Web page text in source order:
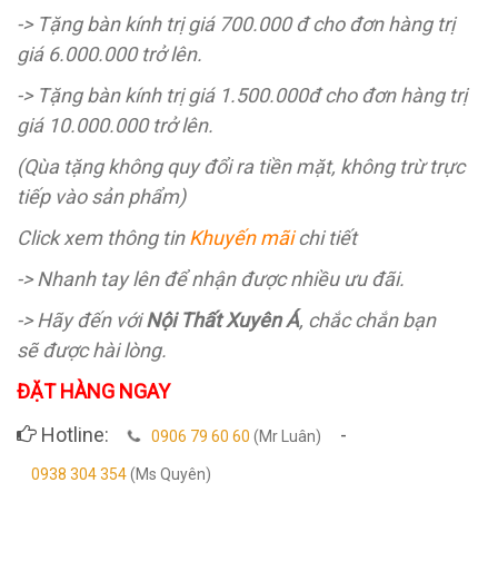
-> Tặng bàn kính trị giá 700.000 đ cho đơn hàng trị
giá 6.000.000 trở lên.
-> Tặng bàn kính trị giá 1.500.000đ cho đơn hàng trị
giá 10.000.000 trở lên.
(Qùa tặng không quy đổi ra tiền mặt, không trừ trực
tiếp vào sản phẩm)
Click xem thông tinKhuyến mãichi tiết
-> Nhanh tay lên để nhận được nhiều ưu đãi.
-> Hãy đến vớiNội Thất Xuyên Á, chắc chắn bạn
sẽ được hài lòng.
ĐẶT HÀNG NGAY
Hotline:
0906 79 60 60 (Mr Luân) -
0938 304 354(Ms Quyên)